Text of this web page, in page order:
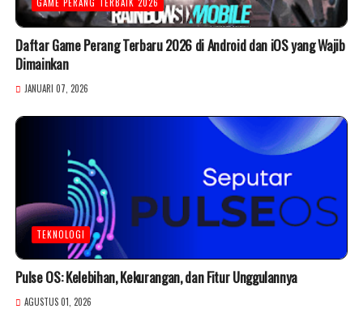
Daftar Game Perang Terbaru 2026 di Android dan iOS yang Wajib
Dimainkan
JANUARI 07, 2026
TEKNOLOGI
Pulse OS: Kelebihan, Kekurangan, dan Fitur Unggulannya
AGUSTUS 01, 2026